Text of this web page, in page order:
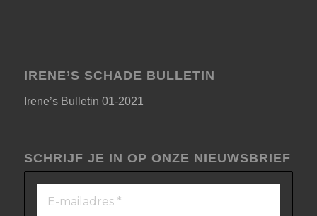
IRENE’S SCHADE BULLETIN
Irene’s Bulletin 01-2021
SCHRIJF JE IN OP ONZE NIEUWSBRIEF